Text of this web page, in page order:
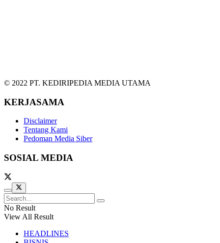
© 2022 PT. KEDIRIPEDIA MEDIA UTAMA
KERJASAMA
Disclaimer
Tentang Kami
Pedoman Media Siber
SOSIAL MEDIA
No Result
View All Result
HEADLINES